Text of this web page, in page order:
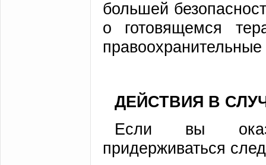
большей
о готовящемся
ДЕЙСТВИЯ В
Если вы
придерживаться